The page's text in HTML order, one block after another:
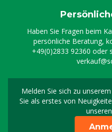
Haben Sie Fragen beim
persönliche Beratung,
+49(0)2833 92360 oder
Melden Sie sich zu
Sie als erstes von